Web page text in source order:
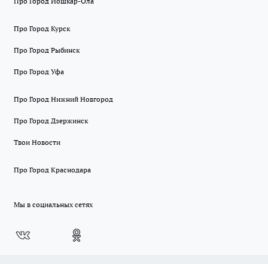
Про Город Курск
Про Город Рыбинск
Про Город Уфа
Про Город Нижний Новгород
Про Город Дзержинск
Твои Новости
Про Город Краснодара
Мы в социальных сетях